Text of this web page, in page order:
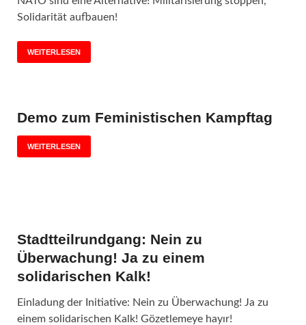
Solidarität aufbauen!
WEITERLESEN
Demo zum Feministischen Kampftag
WEITERLESEN
Stadtteilrundgang: Nein zu
Überwachung! Ja zu einem
solidarischen Kalk!
Einladung der Initiative: Nein zu Überwachung! Ja zu
einem solidarischen Kalk! Gözetlemeye hayır!